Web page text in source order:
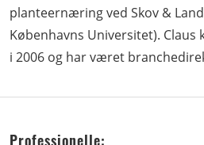
planteernæring ved Skov &
Københavns Universitet).
i 2006 og har været
Professionelle: